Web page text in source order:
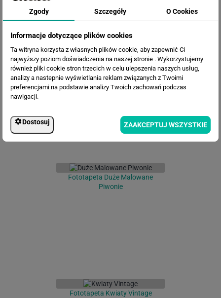
Fototapeta Malowane kwiaty
Fototapeta Duże Malowane
Piwonie
Fototapeta Kwiaty Vintage
Zgody Szczegóły O Cookies
Informacje dotyczące plików cookies
Ta witryna korzysta z własnych plików cookie, aby zapewnić Ci
najwyższy poziom doświadczenia na naszej stronie . Wykorzystujemy
również pliki cookie stron trzecich w celu ulepszenia naszych usług,
analizy a nastepnie wyświetlania reklam związanych z Twoimi
preferencjami na podstawie analizy Twoich zachowań podczas
nawigacji.
Dostosuj ZAAKCEPTUJ WSZYSTKIE